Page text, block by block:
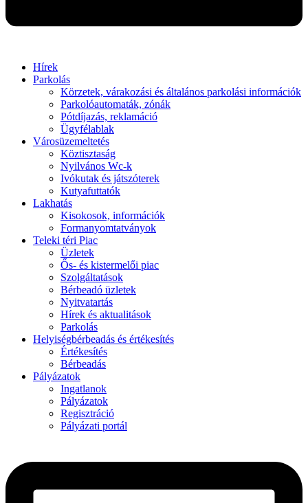
Hírek
Parkolás
Körzetek, várakozási és általános parkolási információk
Parkolóautomaták, zónák
Pótdíjazás, reklamáció
Ügyfélablak
Városüzemeltetés
Köztisztaság
Nyilvános Wc-k
Ivókutak és játszóterek
Kutyafuttatók
Lakhatás
Kisokosok, információk
Formanyomtatványok
Teleki téri Piac
Üzletek
Ős- és kistermelői piac
Szolgáltatások
Bérbeadó üzletek
Nyitvatartás
Hírek és aktualitások
Parkolás
Helyiségbérbeadás és értékesítés
Értékesítés
Bérbeadás
Pályázatok
Ingatlanok
Pályázatok
Regisztráció
Pályázati portál